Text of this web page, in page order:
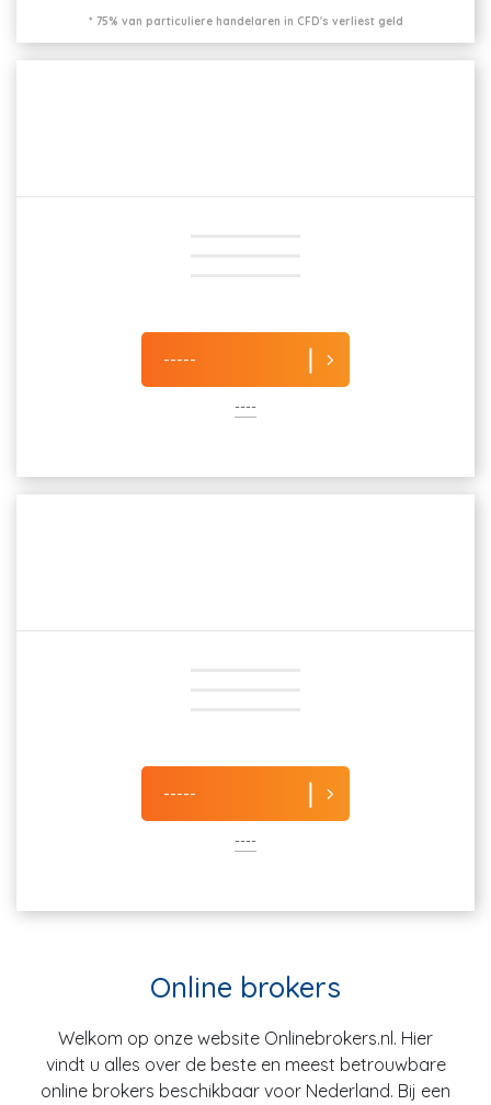
* 75% van particuliere handelaren in CFD's verliest geld
-----
----
-----
----
Online brokers
Welkom op onze website Onlinebrokers.nl. Hier
vindt u alles over de beste en meest betrouwbare
online brokers beschikbaar voor Nederland. Bij een